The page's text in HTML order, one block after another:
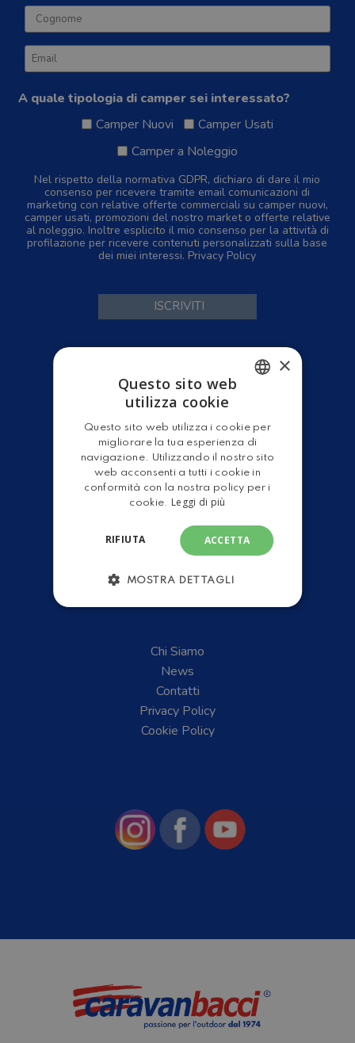
A quale tipologia di camper sei interessato?
Camper Nuovi
Camper Usati
Camper a Noleggio
Nel rispetto della normativa GDPR, dichiaro di dare il mio
consenso per ricevere tramite email comunicazioni di
marketing con relative offerte commerciali su camper nuovi,
camper usati, promozioni del nostro market o offerte relative
al noleggio. Inoltre esplicito il mio consenso per la attività di
profilazione per ricevere contenuti personalizzati sulla base
dei miei interessi. Privacy Policy
Camper Nuovi
Camper Usati
Servizi Officina
Gruppo Leader
Shop
Chi Siamo
News
Contatti
Privacy Policy
Cookie Policy
ENGLISH
×
Questo sito web
utilizza cookie
Questo sito web utilizza i cookie per
migliorare la tua esperienza di
navigazione. Utilizzando il nostro sito
web acconsenti a tutti i cookie in
conformità con la nostra policy per i
cookie. Leggi di più
ACCETTA
RIFIUTA
MOSTRA DETTAGLI